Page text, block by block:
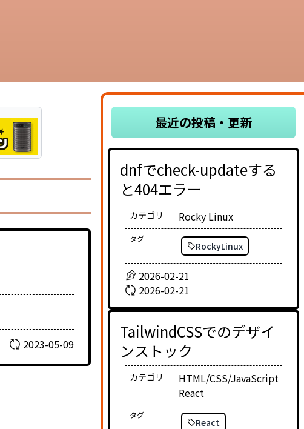
2023-05-09
最近の投稿・更新
dnfでcheck-updateする
と404エラー
カテゴリ Rocky Linux
タグ
RockyLinux
2026-02-21
2026-02-21
TailwindCSSでのデザイ
ンストック
カテゴリ
HTML/CSS/JavaScript
React
タグ
React